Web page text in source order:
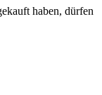
haben, dürfen